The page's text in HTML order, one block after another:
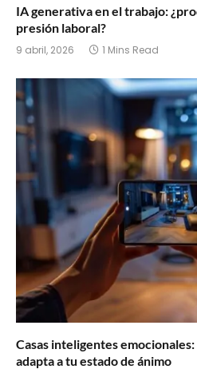
IA generativa en el trabajo:
presión laboral?
9 abril, 2026 1 Mins Read
Casas inteligentes
adapta a tu estado de ánimo